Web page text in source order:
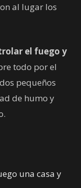
al lugar los
el fuego y
todo por el
pequeños
de humo y